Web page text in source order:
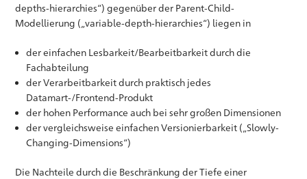
depths-hierarchies“) gegenüber der Parent-Child-
Modellierung („variable-depth-hierarchies“) liegen in
der einfachen Lesbarkeit/Bearbeitbarkeit durch die
Fachabteilung
der Verarbeitbarkeit durch praktisch jedes
Datamart-/Frontend-Produkt
der hohen Performance auch bei sehr großen Dimensionen
der vergleichsweise einfachen Versionierbarkeit („Slowly-
Changing-Dimensions“)
Die Nachteile durch die Beschränkung der Tiefe einer